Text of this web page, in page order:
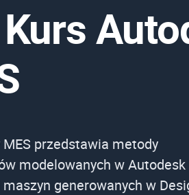
przedstawia metody
modelowanych w Autodesk
generowanych w